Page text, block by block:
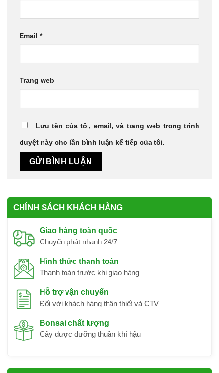
Email *
Trang web
Lưu tên của tôi, email, và trang web trong trình
duyệt này cho lần bình luận kế tiếp của tôi.
CHÍNH SÁCH KHÁCH HÀNG
Giao hàng toàn quốc
Chuyển phát nhanh 24/7
Hình thức thanh toán
Thanh toán trước khi giao hàng
Hỗ trợ vận chuyển
Đối với khách hàng thân thiết và CTV
Bonsai chất lượng
Cây được dưỡng thuần khí hậu